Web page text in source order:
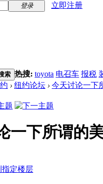
登录
立即注册
索 热搜: toyota 电召车 报税
› 纽约论坛 › 今天讨论一下
一下所谓的